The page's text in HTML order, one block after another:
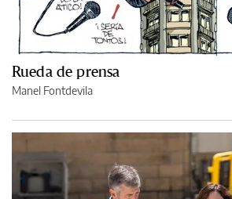
Rueda de prensa
Manel Fontdevila